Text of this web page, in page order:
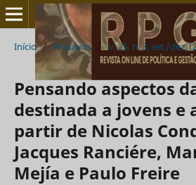
Início / Arquivos / v. 25, n. 3, set./dez.
Pensando aspectos
destinada a jovens e
partir de Nicolas
Jacques Ranciére,
Mejía e Paulo Freire